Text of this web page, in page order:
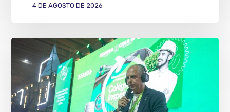
4 DE AGOSTO DE 2026